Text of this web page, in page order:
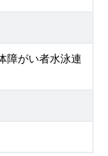
障がい者水泳連